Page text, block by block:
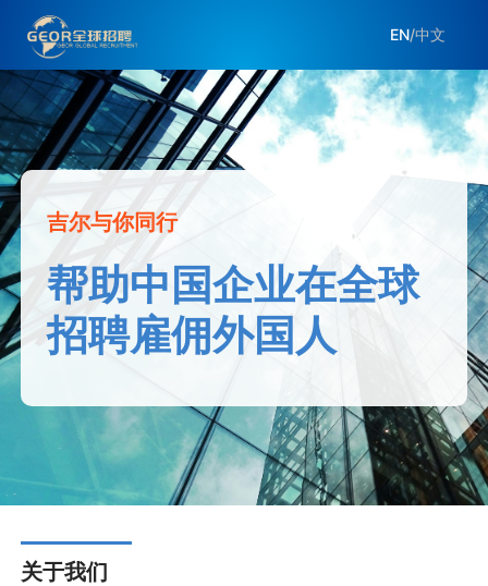
EN/中文
吉尔与你同行
帮助中国企业在全球
招聘雇佣外国人
关于我们